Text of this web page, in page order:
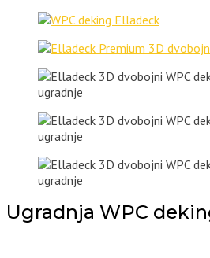
Ugradnja WPC